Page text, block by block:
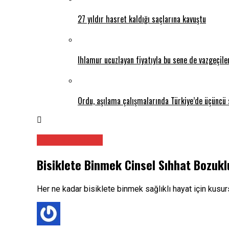
27 yıldır hasret kaldığı saçlarına kavuştu
Ihlamur ucuzlayan fiyatıyla bu sene de
Ordu, aşılama çalışmalarında Türkiye’de
Bisiklete Binmek Cinsel Sıhhat
Her ne kadar bisiklete binmek sağlıklı hayat için